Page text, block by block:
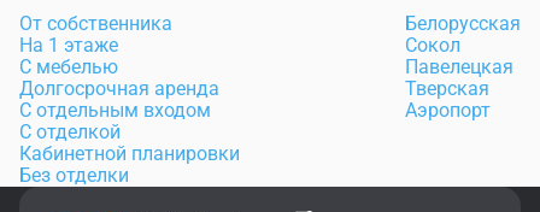
От собственника
На 1 этаже
С мебелью
Долгосрочная аренда
С отдельным входом
С отделкой
Кабинетной планировки
Без отделки
Белорусская
Сокол
Павелецкая
Тверская
Аэропорт